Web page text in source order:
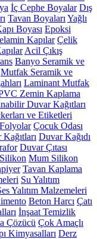
İç Cephe Boyalar Dış
Tavan Boyaları Yağlı
Boyası Epoksi
Kapılar Çelik
Acil Çıkış
Banyo Seramik ve
Mutfak Seramik ve
Laminant Mutfak
Zemin Kaplama
Duvar Kağıtları
ve Etiketleri
Folyolar Çocuk Odası
Duvar Kağıdı
Duvar Çıtası
Silikon Mum Silikon
Tavan Kaplama
Su Yalıtım
Yalıtım Malzemeleri
Beton Harcı Çatı
İnşaat Temizlik
Çözücü Çok Amaçlı
Kimyasalları Derz